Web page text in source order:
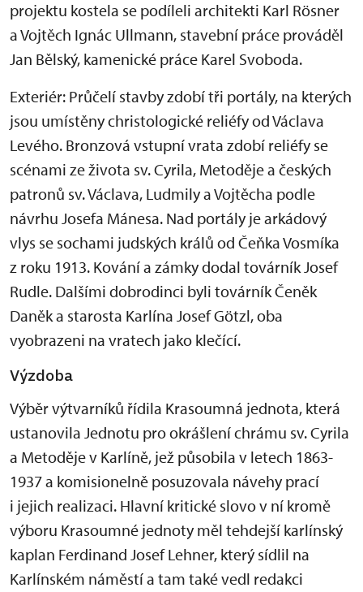
projektu kostela se podíleli architekti Karl Rösner
a Vojtěch Ignác Ullmann, stavební práce prováděl
Jan Bělský, kamenické práce Karel Svoboda.
Exteriér: Průčelí stavby zdobí tři portály, na kterých
jsou umístěny christologické reliéfy od Václava
Levého. Bronzová vstupní vrata zdobí reliéfy se
scénami ze života sv. Cyrila, Metoděje a českých
patronů sv. Václava, Ludmily a Vojtěcha podle
návrhu Josefa Mánesa. Nad portály je arkádový
vlys se sochami judských králů od Čeňka Vosmíka
z roku 1913. Kování a zámky dodal továrník Josef
Rudle. Dalšími dobrodinci byli továrník Čeněk
Daněk a starosta Karlína Josef Götzl, oba
vyobrazeni na vratech jako klečící.
Výzdoba
Výběr výtvarníků řídila Krasoumná jednota, která
ustanovila Jednotu pro okrášlení chrámu sv. Cyrila
a Metoděje v Karlíně, jež působila v letech 1863-
1937 a komisionelně posuzovala návehy prací
i jejich realizaci. Hlavní kritické slovo v ní kromě
výboru Krasoumné jednoty měl tehdejší karlínský
kaplan Ferdinand Josef Lehner, který sídlil na
Karlínském náměstí a tam také vedl redakci